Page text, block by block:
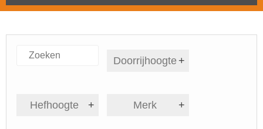
Doorrijhoogte +
Hefhoogte + Merk +